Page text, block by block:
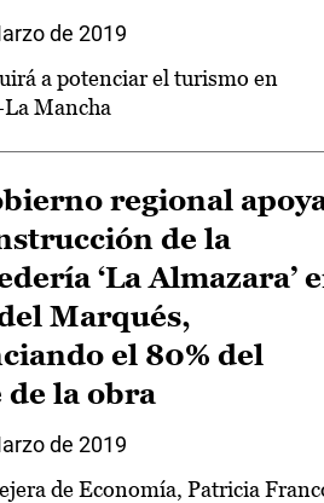
de 2019
a potenciar el turismo en
Mancha
regional
de la
‘La Almazara’
Marqués,
el 80% del
de la obra
de 2019
de Economía, Patricia